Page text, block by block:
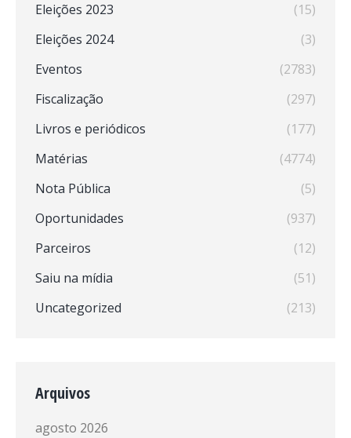
Eleições 2023
(15)
Eleições 2024
(3)
Eventos
(2783)
Fiscalização
(297)
Livros e periódicos
(177)
Matérias
(4774)
Nota Pública
(5)
Oportunidades
(937)
Parceiros
(12)
Saiu na mídia
(51)
Uncategorized
(213)
Arquivos
agosto 2026